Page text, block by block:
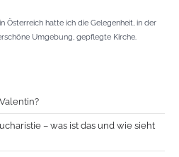
Österreich hatte ich die Gelegenheit, in der
Umgebung, gepflegte Kirche.
– was ist das und wie sieht